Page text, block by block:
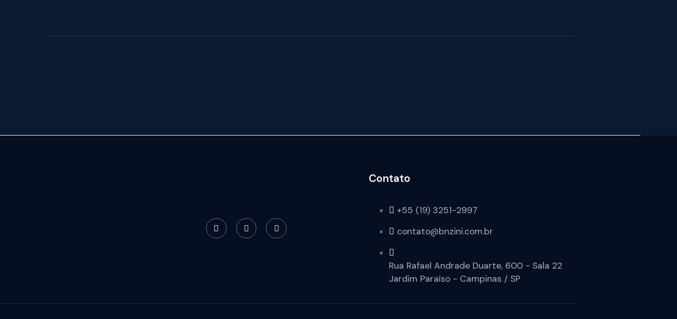
Contato
+55 (19) 3251-2997
contato@bnzini.com.br
Rua Rafael Andrade Duarte, 600 - Sala 22
Jardim Paraíso - Campinas / SP